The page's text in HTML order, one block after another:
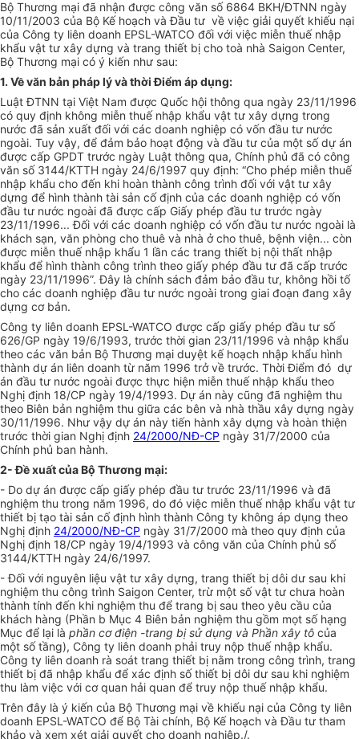
Bộ Thương mại đã nhận được công văn số 6864 BKH/ĐTNN ngày
10/11/2003 của Bộ Kế hoạch và Đầu tư về việc giải quyết khiếu nại
của Công ty liên doanh EPSL-WATCO đối với việc miễn thuế nhập
khẩu vật tư xây dựng và trang thiết bị cho toà nhà Saigon Center,
Bộ Thương mại có ý kiến như sau:
1. Về văn bản pháp lý và thời Điểm áp dụng:
Luật ĐTNN tại Việt Nam được Quốc hội thông qua ngày 23/11/1996
có quy định không miễn thuế nhập khẩu vật tư xây dựng trong
nước đã sản xuất đối với các doanh nghiệp có vốn đầu tư nước
ngoài. Tuy vậy, để đảm bảo hoạt động và đầu tư của một số dự án
được cấp GPDT trước ngày Luật thông qua, Chính phủ đã có công
văn số 3144/KTTH ngày 24/6/1997 quy định: “Cho phép miễn thuế
nhập khẩu cho đến khi hoàn thành công trình đối với vật tư xây
dựng để hình thành tài sản cố định của các doanh nghiệp có vốn
đầu tư nước ngoài đã được cấp Giấy phép đầu tư trước ngày
23/11/1996... Đối với các doanh nghiệp có vốn đầu tư nước ngoài là
khách sạn, văn phòng cho thuê và nhà ở cho thuê, bệnh viện... còn
được miễn thuế nhập khẩu 1 lần các trang thiết bị nội thất nhập
khẩu để hình thành công trình theo giấy phép đầu tư đã cấp trước
ngày 23/11/1996”. Đây là chính sách đảm bảo đầu tư, không hồi tố
cho các doanh nghiệp đầu tư nước ngoài trong giai đoạn đang xây
dựng cơ bản.
Công ty liên doanh EPSL-WATCO được cấp giấy phép đầu tư số
626/GP ngày 19/6/1993, trước thời gian 23/11/1996 và nhập khẩu
theo các văn bản Bộ Thương mại duyệt kế hoạch nhập khẩu hình
thành dự án liên doanh từ năm 1996 trở về trước. Thời Điểm đó dự
án đầu tư nước ngoài được thực hiện miễn thuế nhập khẩu theo
Nghị định 18/CP ngày 19/4/1993. Dự án này cũng đã nghiệm thu
theo Biên bản nghiệm thu giữa các bên và nhà thầu xây dựng ngày
30/11/1996. Như vậy dự án này tiến hành xây dựng và hoàn thiện
trước thời gian Nghị định 24/2000/NĐ-CP ngày 31/7/2000 của
Chính phủ ban hành.
2- Đề xuất của Bộ Thương mại:
- Do dự án được cấp giấy phép đầu tư trước 23/11/1996 và đã
nghiệm thu trong năm 1996, do đó việc miễn thuế nhập khẩu vật tư
thiết bị tạo tài sản cố định hình thành Công ty không áp dụng theo
Nghị định 24/2000/NĐ-CP ngày 31/7/2000 mà theo quy định của
Nghị định 18/CP ngày 19/4/1993 và công văn của Chính phủ số
3144/KTTH ngày 24/6/1997.
- Đối với nguyên liệu vật tư xây dựng, trang thiết bị dôi dư sau khi
nghiệm thu công trình Saigon Center, trừ một số vật tư chưa hoàn
thành tính đến khi nghiệm thu để trang bị sau theo yêu cầu của
khách hàng (Phần b Mục 4 Biên bản nghiệm thu gồm mọt số hạng
Mục để lại là phần cơ điện -trang bị sử dụng và Phần xây tô của
một số tầng), Công ty liên doanh phải truy nộp thuế nhập khẩu.
Công ty liên doanh rà soát trang thiết bị nằm trong công trình, trang
thiết bị đã nhập khẩu để xác định số thiết bị dôi dư sau khi nghiệm
thu làm việc với cơ quan hải quan để truy nộp thuế nhập khẩu.
Trên đây là ý kiến của Bộ Thương mại về khiếu nại của Công ty liên
doanh EPSL-WATCO để Bộ Tài chính, Bộ Kế hoạch và Đầu tư tham
khảo và xem xét giải quyết cho doanh nghiệp./.